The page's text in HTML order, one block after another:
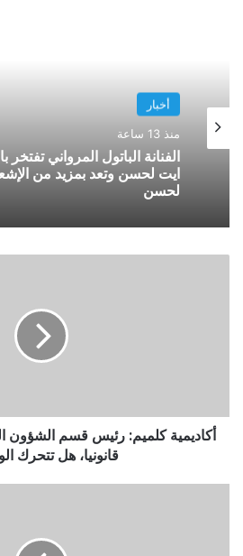
أخبار
منذ 13 ساعة
الفنانة الباتول المرواني تفتخر
ايت لحسن وتعد بمزيد من
لحسن
أكاديمية كلميم: رئيس قسم الشؤون
قانونيا، هل تتحرك